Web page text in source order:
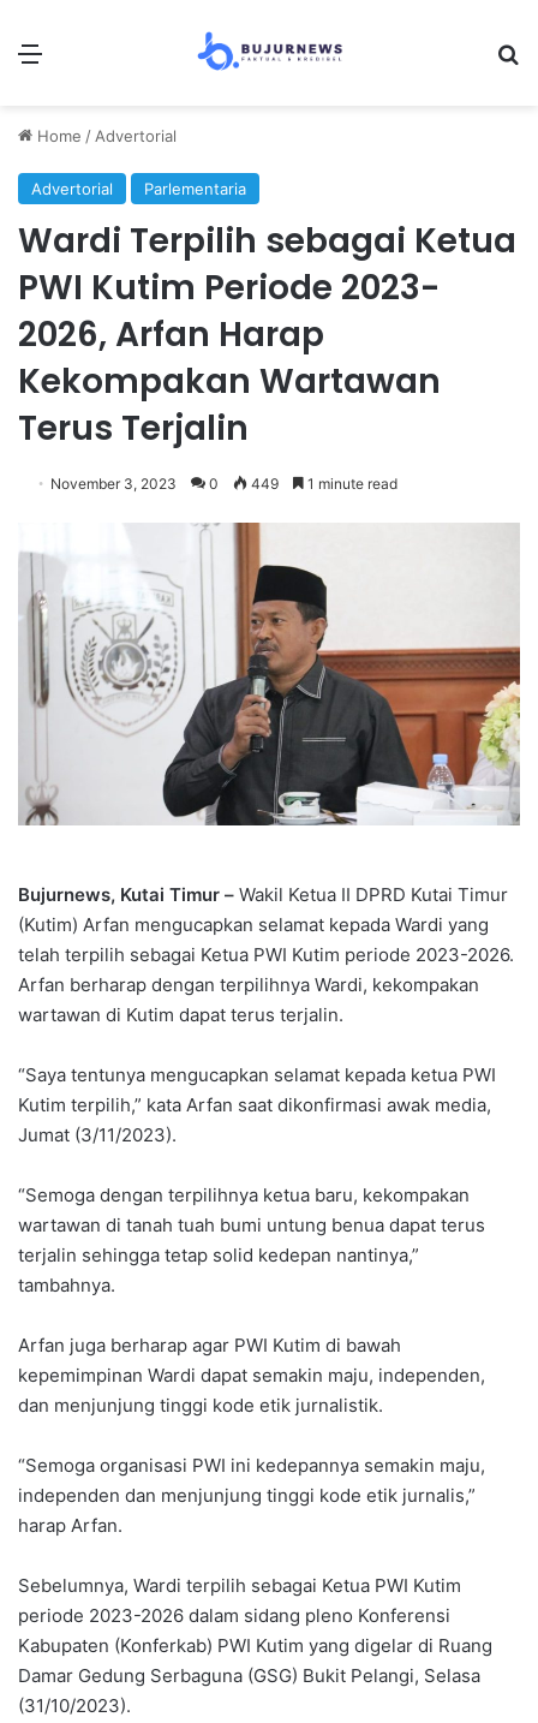
Menu
Home / Advertorial
Advertorial Parlementaria
Wardi Terpilih sebagai Ketua
PWI Kutim Periode 2023-
2026, Arfan Harap
Kekompakan Wartawan
Terus Terjalin
November 3, 2023 0 449 1 minute read
Bujurnews, Kutai Timur – Wakil Ketua II DPRD Kutai Timur
(Kutim) Arfan mengucapkan selamat kepada Wardi yang
telah terpilih sebagai Ketua PWI Kutim periode 2023-2026.
Arfan berharap dengan terpilihnya Wardi, kekompakan
wartawan di Kutim dapat terus terjalin.
“Saya tentunya mengucapkan selamat kepada ketua PWI
Kutim terpilih,” kata Arfan saat dikonfirmasi awak media,
Jumat (3/11/2023).
“Semoga dengan terpilihnya ketua baru, kekompakan
wartawan di tanah tuah bumi untung benua dapat terus
terjalin sehingga tetap solid kedepan nantinya,”
tambahnya.
Arfan juga berharap agar PWI Kutim di bawah
kepemimpinan Wardi dapat semakin maju, independen,
dan menjunjung tinggi kode etik jurnalistik.
“Semoga organisasi PWI ini kedepannya semakin maju,
independen dan menjunjung tinggi kode etik jurnalis,”
harap Arfan.
Sebelumnya, Wardi terpilih sebagai Ketua PWI Kutim
periode 2023-2026 dalam sidang pleno Konferensi
Kabupaten (Konferkab) PWI Kutim yang digelar di Ruang
Damar Gedung Serbaguna (GSG) Bukit Pelangi, Selasa
(31/10/2023).